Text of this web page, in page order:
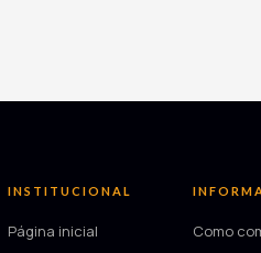
INSTITUCIONAL
Página inicial
Como